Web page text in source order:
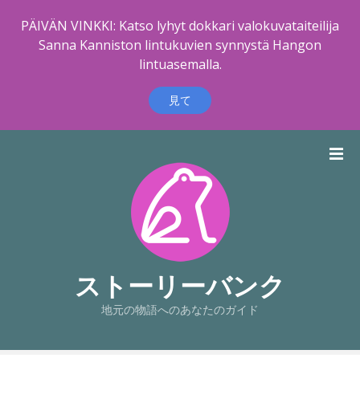
PÄIVÄN VINKKI: Katso lyhyt dokkari valokuvataiteilija
Sanna Kanniston lintukuvien synnystä Hangon
lintuasemalla.
見て
ストーリーバンク
地元の物語へのあなたのガイド